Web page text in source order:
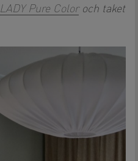
LADY Pure Coloroch taket